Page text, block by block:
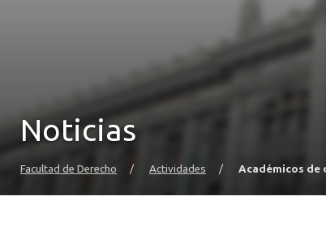
Noticias
Facultad de Derecho / Actividades / Académicos de